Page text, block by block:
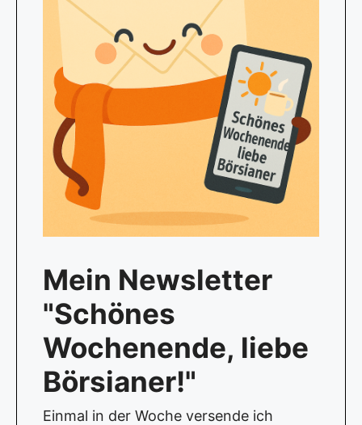
Mein Newsletter
"Schönes
Wochenende, liebe
Börsianer!"
Einmal in der Woche versende ich